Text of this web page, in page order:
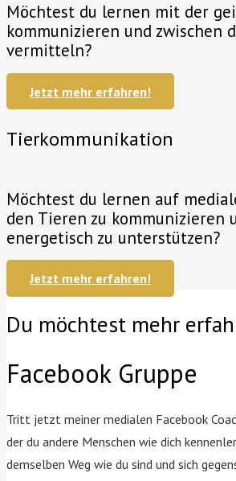
Möchtest du lernen mit der
kommunizieren und zwischen
vermitteln?
Jetzt mehr erfahren!
Tierkommunikation
Möchtest du lernen auf
den Tieren zu kommunizieren
energetisch zu unterstützen?
Jetzt mehr erfahren!
Du möchtest mehr
Facebook Gruppe
Tritt jetzt meiner medialen Facebook
der du andere Menschen wie dich
demselben Weg wie du sind und sich